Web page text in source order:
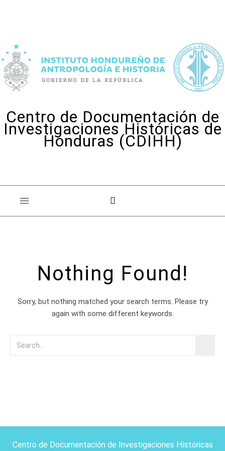
Centro de Documentación de
Investigaciones Históricas de
Honduras (CDIHH)
Nothing Found!
Sorry, but nothing matched your search terms. Please try
again with some different keywords.
Centro de Documentación de Investigaciones Históricas